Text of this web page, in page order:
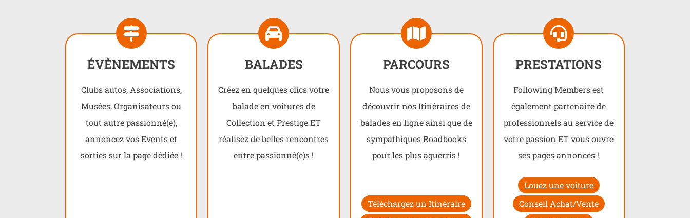
ÉVÈNEMENTS
Clubs autos, Associations,
Musées, Organisateurs ou
tout autre passionné(e),
annoncez vos Events et
sorties sur la page dédiée !
BALADES
Créez en quelques clics votre
balade en voitures de
Collection et Prestige ET
réalisez de belles rencontres
entre passionné(e)s !
PARCOURS
Nous vous proposons de
découvrir nos Itinéraires de
balades en ligne ainsi que de
sympathiques Roadbooks
pour les plus aguerris !
Téléchargez un Itinéraire
PRESTATIONS
Following Members est
également partenaire de
professionnels au service de
votre passion ET vous ouvre
ses pages annonces !
Louez une voiture
Conseil Achat/Vente